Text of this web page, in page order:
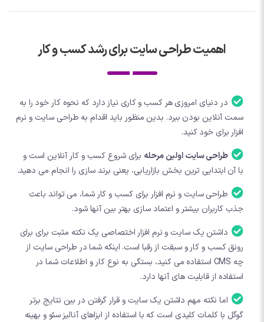
اهمیت طراحی سایت برای رشد کسب و کار
در دنیای امروزی هر کسب و کاری نیاز دارد که نحوه کار خود را به
سمت آنلاین بودن ببرد. بدین منظور باید اقدام به طراحی سایت و نرم
افزار برای خود کنید.
طراحی سایت اولین مرحله برای شروع کسب و کار آنلاین است و
با آن ابتدایی ترین بخش بازاریابی، یعنی برند سازی را انجام می دهید.
طراحی سایت و نرم افزار برای کسب و کار شما، می تواند باعث
جذب کاربران بیشتر و اعتماد سازی بهتر بین آنها شود.
داشتن یک سایت و نرم افزار اختصاصی یک نکته مثبت برای برای
رونق کسب و کار و سبقت از رقبا است. اینکه شما در طراحی سایت از
چه CMS استفاده می کنید، بستگی به نوع کار و اطلاعات شما در
استفاده از قابلیت های آنها دارد.
اما نکته مهم داشتن یک سایت و قرار گرفتن در بین نتایج برتر
گوگل با کلمات کلیدی است که با استفاده از ابزاهای آنالیز سئو و بهینه